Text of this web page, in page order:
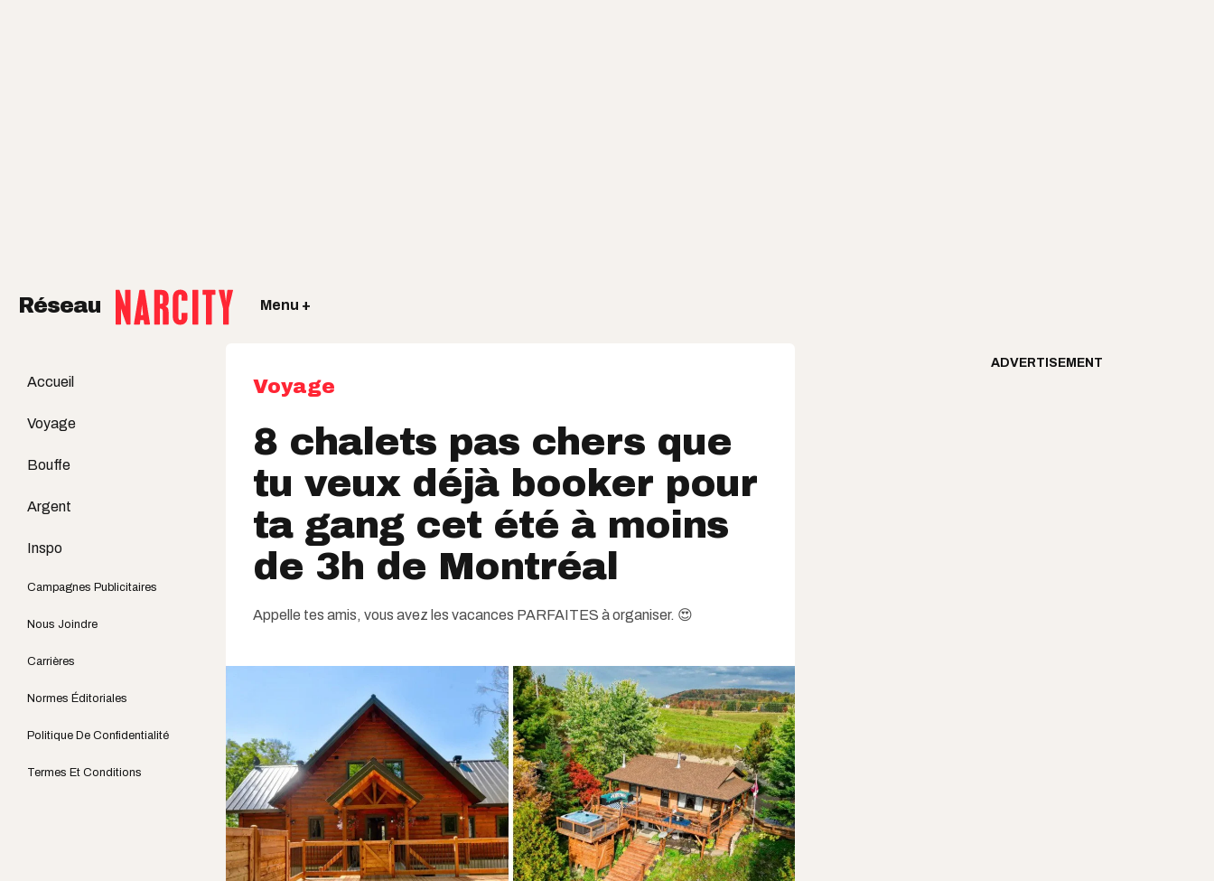
Réseau Menu +
Accueil
Voyage
Bouffe
Argent
Inspo
Campagnes Publicitaires
Nous Joindre
Carrières
Normes Éditoriales
Politique De Confidentialité
Termes Et Conditions
Voyage
8 chalets pas chers que
tu veux déjà booker pour
ta gang cet été à moins
de 3h de Montréal
Appelle tes amis, vous avez les vacances PARFAITES à organiser. 😍
ADVERTISEMENT